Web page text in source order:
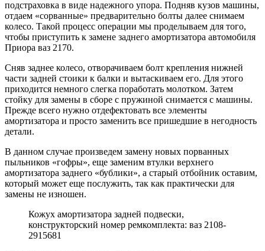
подстраховка в виде надежного упора. Подняв кузов машины,
отдаем «сорванные» предварительно болты далее снимаем
колесо. Такой процесс операции мы проделываем для того,
чтобы приступить к замене заднего амортизатора автомобиля
Приора ваз 2170.
Сняв заднее колесо, отворачиваем болт крепления нижней
части задней стоики к балки и вытаскиваем его. Для этого
приходится немного слегка поработать молотком. Затем
стойку для замены в сборе с пружиной снимается с машины.
Прежде всего нужно отдефектовать все элементы
амортизатора и просто заменить все пришедшие в негодность
детали.
В данном случае произведем замену новых порванных
пыльников «гофры», еще заменим втулки верхнего
амортизатора заднего «бублики», а старый отбойник оставим,
который может еще послужить, так как практически для
замены не изношен.
Кожух амортизатора задней подвески,
конструкторский номер ремкомплекта: ваз 2108-
2915681